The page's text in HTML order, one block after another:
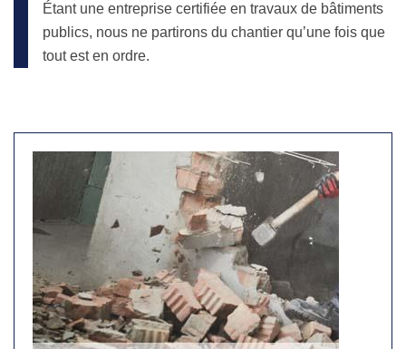
Étant une entreprise certifiée en travaux de bâtiments
publics, nous ne partirons du chantier qu’une fois que
tout est en ordre.